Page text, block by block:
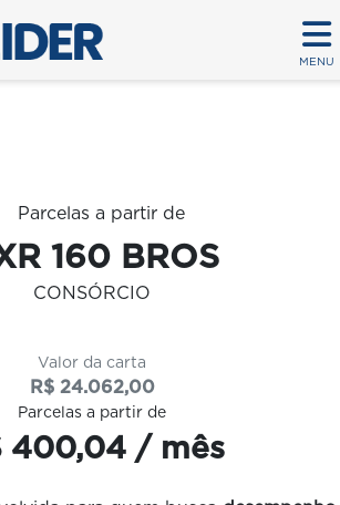
MENU
160 BROS
CONSÓRCIO
Valor da carta
R$ 24.062,00
Parcelas a partir de
400,04 / mês